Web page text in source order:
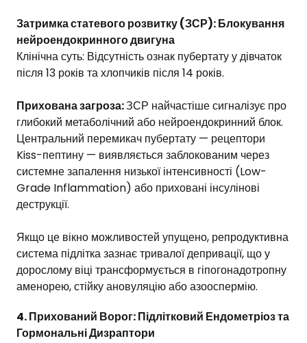
Затримка статевого розвитку (ЗСР): Блокування
нейроендокринного двигуна
Клінічна суть: Відсутність ознак пубертату у дівчаток
після 13 років та хлопчиків після 14 років.
Прихована загроза:ЗСР найчастіше сигналізує про
глибокий метаболічний або нейроендокринний блок.
Центральний перемикач пубертату — рецептори
Kiss-пептину — виявляється заблокованим через
системне запалення низької інтенсивності (Low-
Grade Inflammation) або приховані інсулінові
деструкції.
Якщо це вікно можливостей упущено, репродуктивна
система підлітка зазнає тривалої депривації, що у
дорослому віці трансформується в гіпогонадотропну
аменорею, стійку ановуляцію або азооспермію.
4. Прихований Ворог: Підлітковий Ендометріоз та
Гормональні Дизраптори